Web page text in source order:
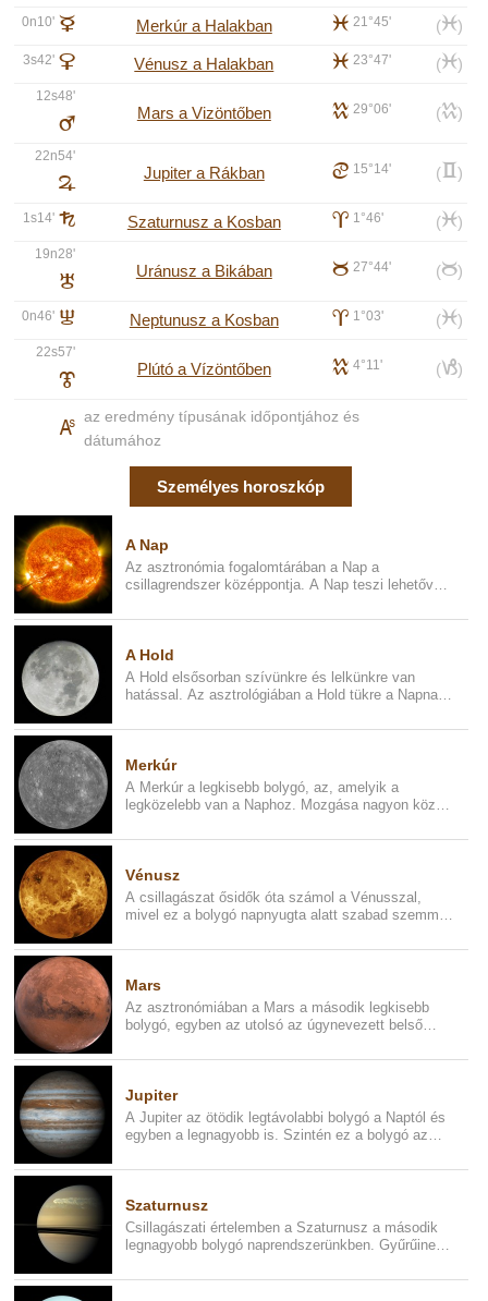
0n10' C Merkúr a Halakban l 21°45' (l)
3s42' D Vénusz a Halakban l 23°47' (l)
12s48'
E
Mars a Vizöntőben k 29°06' (k)
22n54'
F
Jupiter a Rákban d 15°14' ( c)
1s14' G Szaturnusz a Kosban a 1°46' (l)
19n28'
H
Uránusz a Bikában b 27°44' (b)
0n46' I Neptunusz a Kosban a 1°03' (l)
22s57'
J
Plútó a Vízöntőben k 4°11' (j)
K
az eredmény típusának időpontjához és
dátumához
Személyes horoszkóp
A Nap
Az asztronómia fogalomtárában a Nap a
csillagrendszer középpontja. A Nap teszi lehetővé a
A Hold
A Hold elsősorban szívünkre és lelkünkre van
hatással. Az asztrológiában a Hold tükre a Napnak,
Merkúr
A Merkúr a legkisebb bolygó, az, amelyik a
legközelebb van a Naphoz. Mozgása nagyon közel
Vénusz
A csillagászat ősidők óta számol a Vénusszal,
mivel ez a bolygó napnyugta alatt szabad szemmel
Mars
Az asztronómiában a Mars a második legkisebb
bolygó, egyben az utolsó az úgynevezett belső
Jupiter
A Jupiter az ötödik legtávolabbi bolygó a Naptól és
egyben a legnagyobb is. Szintén ez a bolygó az
Szaturnusz
Csillagászati értelemben a Szaturnusz a második
legnagyobb bolygó naprendszerünkben. Gyűrűinek